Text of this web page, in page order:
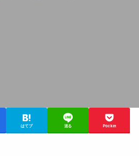
はてブ 送る Pocket